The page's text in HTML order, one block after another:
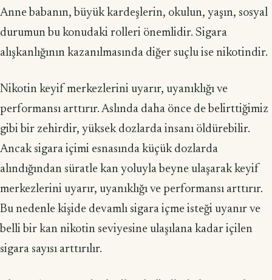
Anne babanın, büyük kardeşlerin, okulun, yaşın, sosyal
durumun bu konudaki rolleri önemlidir. Sigara
alışkanlığının kazanılmasında diğer suçlu ise nikotindir.
Nikotin keyif merkezlerini uyarır, uyanıklığı ve
performansı arttırır. Aslında daha önce de belirttiğimiz
gibi bir zehirdir, yüksek dozlarda insanı öldürebilir.
Ancak sigara içimi esnasında küçük dozlarda
alındığından süratle kan yoluyla beyne ulaşarak keyif
merkezlerini uyarır, uyanıklığı ve performansı arttırır.
Bu nedenle kişide devamlı sigara içme isteği uyanır ve
belli bir kan nikotin seviyesine ulaşılana kadar içilen
sigara sayısı arttırılır.